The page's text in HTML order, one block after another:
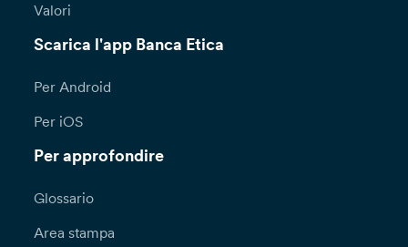
Valori
Scarica l'app Banca Etica
Per Android
Per iOS
Per approfondire
Glossario
Area stampa